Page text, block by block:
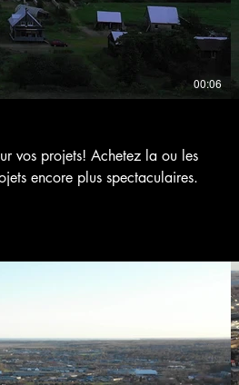
00:06
vos projets! Achetez la ou les
encore plus spectaculaires.